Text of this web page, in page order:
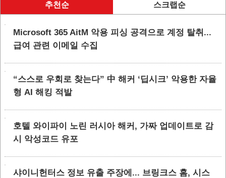
추천순 스크랩순
Microsoft 365 AitM 악용 피싱 공격으로 계정 탈취...
급여 관련 이메일 수집
“스스로 우회로 찾는다” 中 해커 ‘딥시크’ 악용한 자율
형 AI 해킹 적발
호텔 와이파이 노린 러시아 해커, 가짜 업데이트로 감
시 악성코드 유포
샤이니헌터스 정보 유출 주장에... 브링크스 홈, 시스